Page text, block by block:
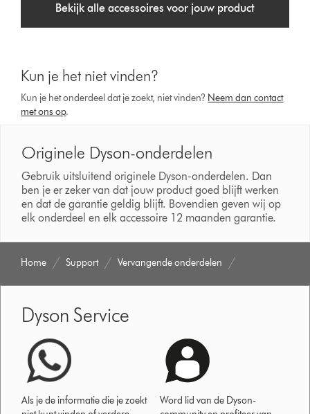
Bekijk alle accessoires voor jouw product
Kun je het niet vinden?
Kun je het onderdeel dat je zoekt, niet vinden? Neem dan contact
met ons op.
Originele Dyson-onderdelen
Gebruik uitsluitend originele Dyson-onderdelen. Dan
ben je er zeker van dat jouw product goed blijft werken
en dat de garantie geldig blijft. Bovendien geven wij op
elk onderdeel en elk accessoire 12 maanden garantie.
Home Support Vervangende onderdelen
Dyson Service
Als je de informatie die je zoekt
Word lid van de Dyson-